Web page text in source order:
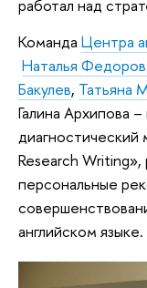
работал над
Команда Центра
Наталья
Бакулев, Татьяна
Галина Архипова
диагностический
Research Writing»,
персональные
английском языке.